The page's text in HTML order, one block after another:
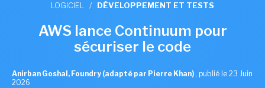
LOGICIEL / DÉVELOPPEMENT ET TESTS
AWS lance Continuum pour
sécuriser le code
Anirban Goshal, Foundry (adapté par Pierre Khan) , publié le 23 Juin
2026